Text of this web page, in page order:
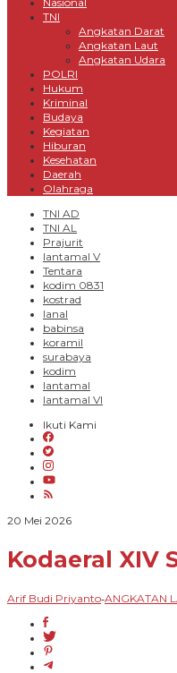
TNI
Angkatan Darat
Angkatan Laut
Angkatan Udara
POLRI
Hukum
Kriminal
Budaya
Kegiatan
Hiburan
Kesehatan
Daerah
Olahraga
TNI AD
TNI AL
Prajurit
lantamal V
Tentara
kodim 0831
kostrad
lanal
babinsa
koramil
surabaya
kodim
lantamal
lantamal VI
Ikuti Kami
20 Mei 2026oleh
Priyanto
Kodaeral XIV
Arif Budi Priyanto-ANGKATAN